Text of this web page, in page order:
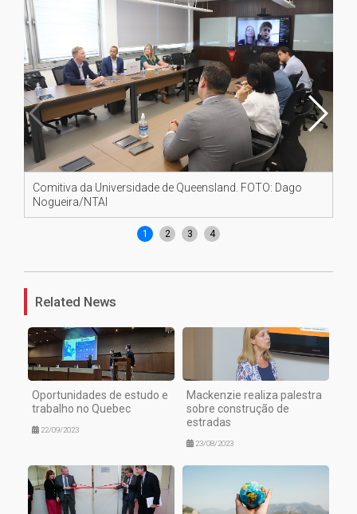
Comitiva da Universidade de Queensland. FOTO: Dago
Nogueira/NTAI
1 2 3 4
Related News
Oportunidades de estudo e
trabalho no Quebec
22/09/2023
Mackenzie realiza palestra
sobre construção de
estradas
23/08/2023